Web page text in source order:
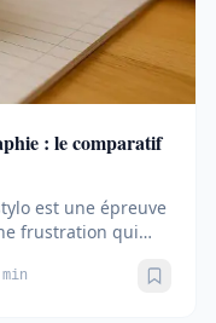
: le comparatif
est une épreuve
frustration qui